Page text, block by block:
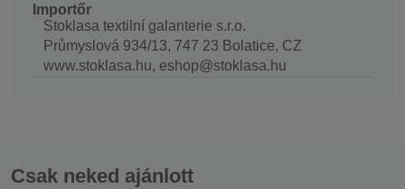
Importőr
Stoklasa textilní galanterie s.r.o.
Průmyslová 934/13, 747 23 Bolatice, CZ
www.stoklasa.hu, eshop@stoklasa.hu
Csak neked ajánlott